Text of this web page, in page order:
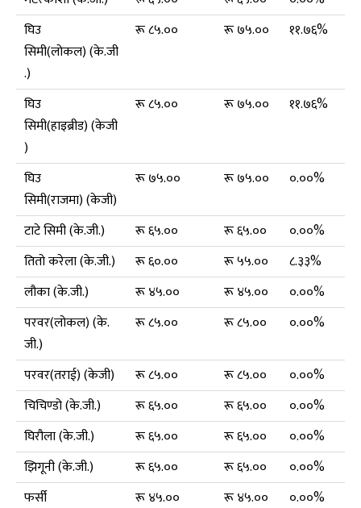
घिउ
सिमी(लोकल) (के.जी
.)
रू ८५.०० रू ७५.०० ११.७६%
घिउ
सिमी(हाइब्रीड) (केजी
)
रू ८५.०० रू ७५.०० ११.७६%
घिउ
सिमी(राजमा) (केजी)
रू ७५.०० रू ७५.०० ०.००%
टाटे सिमी (के.जी.) रू ६५.०० रू ६५.००
०.००%
तितो करेला (के.जी.)
रू ६०.०० रू ५५.००
८.३३%
लौका (के.जी.)
रू ४५.०० रू ४५.००
०.००%
परवर(लोकल) (के.
जी.)
रू ८५.०० रू ८५.०० ०.००%
परवर(तराई) (केजी) रू ८५.०० रू ८५.००
०.००%
चिचिण्डो (के.जी.)
रू ६५.०० रू ६५.००
०.००%
घिरौला (के.जी.)
रू ६५.०० रू ६५.००
०.००%
झिगूनी (के.जी.)
रू ६५.०० रू ६५.००
०.००%
फर्सी
रू ४५.०० रू ४५.०० ०.००%